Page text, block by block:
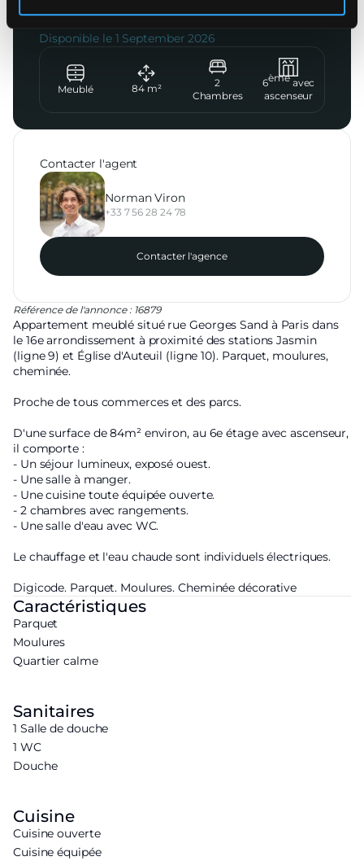
Référence de l'annonce : 16879
Appartement meublé situé rue Georges Sand à Paris dans
le 16e arrondissement à proximité des stations Jasmin
(ligne 9) et Église d'Auteuil (ligne 10). Parquet, moulures,
cheminée.
Proche de tous commerces et des parcs.
D'une surface de 84m² environ, au 6e étage avec ascenseur,
il comporte :
- Un séjour lumineux, exposé ouest.
- Une salle à manger.
- Une cuisine toute équipée ouverte.
- 2 chambres avec rangements.
- Une salle d'eau avec WC.
Le chauffage et l'eau chaude sont individuels électriques.
Digicode. Parquet. Moulures. Cheminée décorative
Caractéristiques
Parquet
Moulures
Quartier calme
Sanitaires
1 Salle de douche
1 WC
Douche
Cuisine
Cuisine ouverte
Cuisine équipée
3 500€
Disponible le 1 September 2026
Meublé 84m²
2
Chambres
6ème avec
ascenseur
Contacter l'agent
Norman Viron
+33 7 56 28 24 78
Contacter l'agence